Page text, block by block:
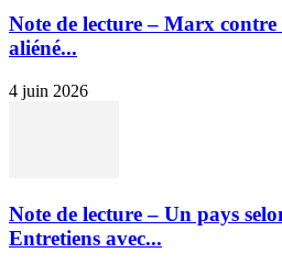
Note de lecture – Marx
aliéné...
4 juin 2026
Note de lecture – Un pays
Entretiens avec...